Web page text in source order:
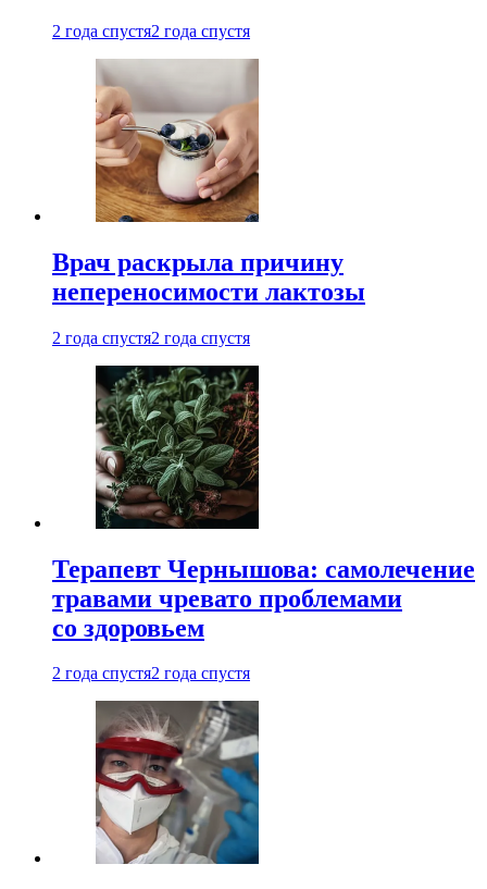
2 года спустя2 года спустя
Врач раскрыла причину
непереносимости лактозы
2 года спустя2 года спустя
Терапевт Чернышова: самолечение
травами чревато проблемами
со здоровьем
2 года спустя2 года спустя